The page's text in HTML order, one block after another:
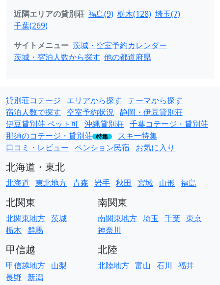
近隣エリアの貸別荘 福島(9) 栃木(128) 埼玉(7)
千葉(269)
サイトメニュー 茨城・空室予約カレンダー
茨城・宿泊人数から探す 他の都道府県
貸別荘コテージ エリアから探す
テーマから探す
宿泊人数で探す
空室予約状況 静岡・伊豆貸別荘
伊豆貸別荘 ペット可 沖縄貸別荘 千葉コテージ・貸別荘
那須のコテージ・貸別荘 特集
スキー特集
口コミ・レビュー ペンション民宿 お気に入り
北海道・東北
北海道 東北地方 青森 岩手 秋田 宮城 山形 福島
北関東
北関東地方 茨城
栃木 群馬
南関東
南関東地方 埼玉 千葉 東京
神奈川
甲信越
甲信越地方 山梨
長野
新潟
北陸
北陸地方 富山 石川 福井